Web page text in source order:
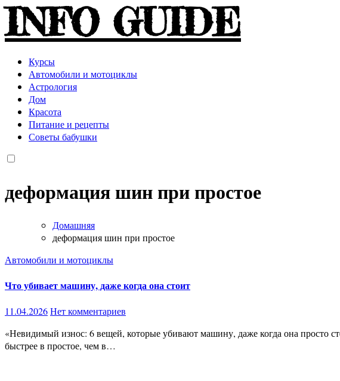
INFO GUIDE
Курсы
Автомобили и мотоциклы
Астрология
Дом
Красота
Питание и рецепты
Советы бабушки
деформация шин при простое
Домашняя
деформация шин при простое
Автомобили и мотоциклы
Что убивает машину, даже когда она стоит
11.04.2026Нет комментариев
«Невидимый износ: 6 вещей, которые убивают машину, даже когда она просто стоит» Ты думаешь:машина стоит — значит не изнашивается. На деле всё наоборот.Иногда авто портится
быстрее в простое, чем в…